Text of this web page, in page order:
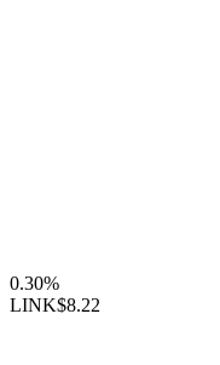
0.30%
LINK$8.22